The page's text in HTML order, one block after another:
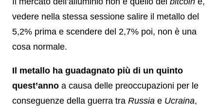
vedere nella stessa sessione salire il metallo del
5,2% prima e scendere del 2,7% poi, non è una
cosa normale.
Il metallo ha guadagnato più di un quinto
quest’anno a causa delle preoccupazioni per le
conseguenze della guerra tra Russia e Ucraina,